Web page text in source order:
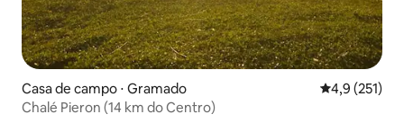
Casa de campo ⋅ Gramado 4,9 de uma
4,9 (251)
Chalé Pieron (14 km do Centro)